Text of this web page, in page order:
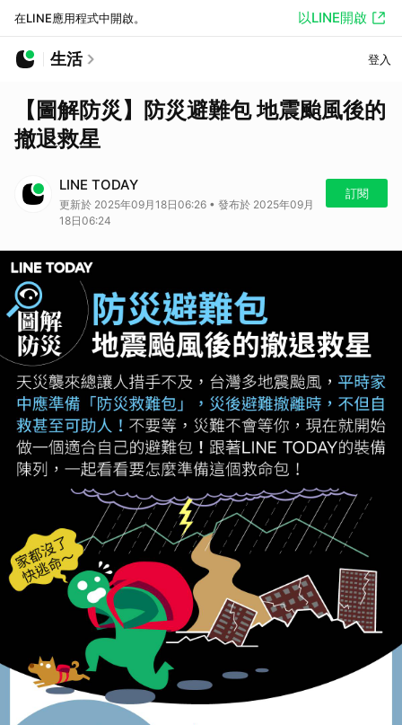
在LINE應用程式中開啟。 以LINE開啟
生活 登入
【圖解防災】防災避難包 地震颱風後的
撤退救星
LINE TODAY
更新於 2025年09月18日06:26 • 發布於 2025年09月
18日06:24
訂閱